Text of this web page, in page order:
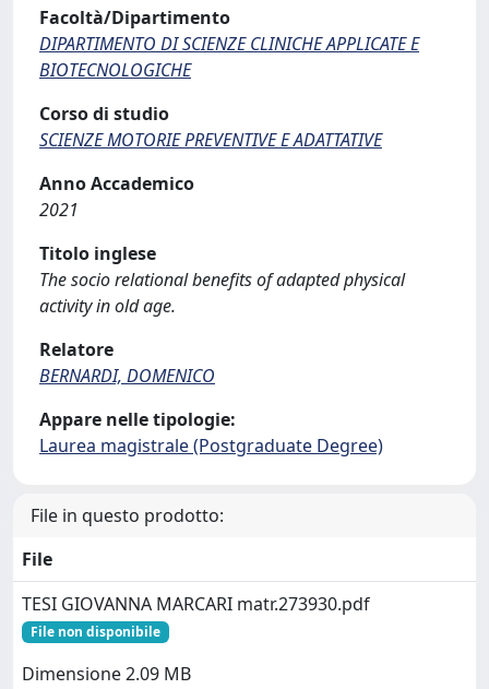
Facoltà/Dipartimento
DIPARTIMENTO DI SCIENZE CLINICHE APPLICATE E
BIOTECNOLOGICHE
Corso di studio
SCIENZE MOTORIE PREVENTIVE E ADATTATIVE
Anno Accademico
2021
Titolo inglese
The socio relational benefits of adapted physical
activity in old age.
Relatore
BERNARDI, DOMENICO
Appare nelle tipologie:
Laurea magistrale (Postgraduate Degree)
File in questo prodotto:
File
TESI GIOVANNA MARCARI matr.273930.pdf
File non disponibile
Dimensione 2.09 MB